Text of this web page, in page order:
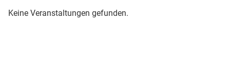
Keine Veranstaltungen gefunden.